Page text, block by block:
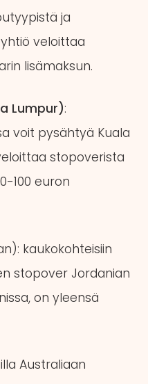
ja
veloittaa
lisämaksun.
Lumpur):
voit pysähtyä Kuala
stopoverista
100 euron
kaukokohteisiin
stopover Jordanian
on yleensä
Australiaan